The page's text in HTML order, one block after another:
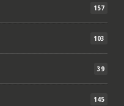
157
103
39
145